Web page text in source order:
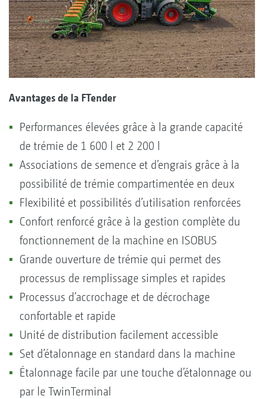
Avantages de la FTender
Performances élevées grâce à la grande capacité
de trémie de 1 600 l et 2 200 l
Associations de semence et d’engrais grâce à la
possibilité de trémie compartimentée en deux
Flexibilité et possibilités d’utilisation renforcées
Confort renforcé grâce à la gestion complète du
fonctionnement de la machine en ISOBUS
Grande ouverture de trémie qui permet des
processus de remplissage simples et rapides
Processus d’accrochage et de décrochage
confortable et rapide
Unité de distribution facilement accessible
Set d’étalonnage en standard dans la machine
Étalonnage facile par une touche d’étalonnage ou
par le TwinTerminal